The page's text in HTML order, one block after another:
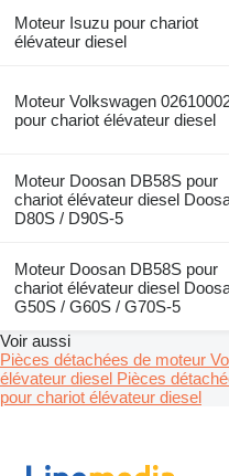
Moteur Isuzu pour chariot
élévateur diesel
Moteur Volkswagen
pour chariot élévateur diesel
Moteur Doosan DB58S pour
chariot élévateur diesel
D80S / D90S-5
Moteur Doosan DB58S pour
chariot élévateur diesel
G50S / G60S / G70S-5
Voir aussi
Pièces détachées de moteur
élévateur diesel Pièces
pour chariot élévateur diesel